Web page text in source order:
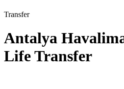
Transfer
Antalya
Life Transfer